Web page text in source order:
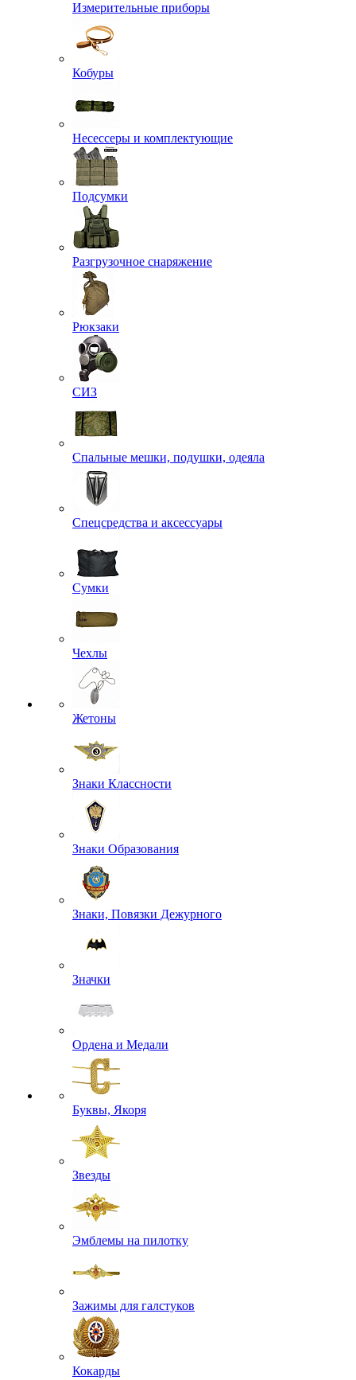
Измерительные приборы
Кобуры
Несессеры и комплектующие
Подсумки
Разгрузочное снаряжение
Рюкзаки
СИЗ
Спальные мешки, подушки, одеяла
Спецсредства и аксессуары
Сумки
Чехлы
Жетоны
Знаки Классности
Знаки Образования
Знаки, Повязки Дежурного
Значки
Ордена и Медали
Буквы, Якоря
Звезды
Эмблемы на пилотку
Зажимы для галстуков
Кокарды